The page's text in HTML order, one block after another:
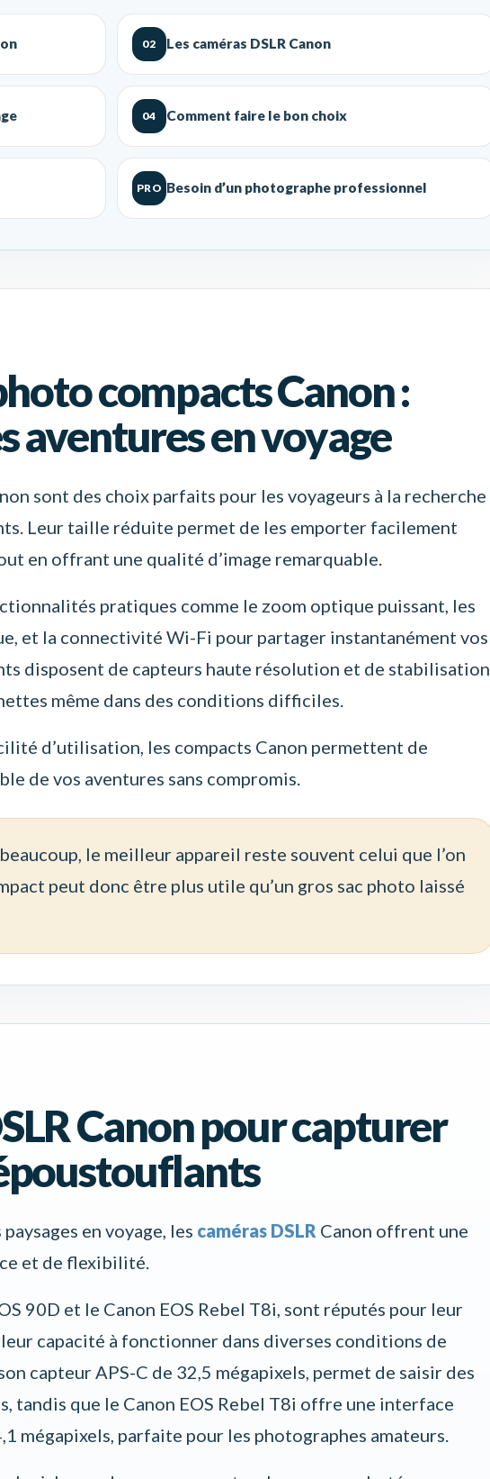
02 Les caméras DSLR Canon
04 Comment faire le bon choix
PRO Besoin d’un photographe professionnel
compacts Canon :
aventures en voyage
sont des choix parfaits pour les voyageurs à la recherche
Leur taille réduite permet de les emporter facilement
en offrant une qualité d’image remarquable.
pratiques comme le zoom optique puissant, les
et la connectivité Wi-Fi pour partager instantanément vos
disposent de capteurs haute résolution et de stabilisation
même dans des conditions difficiles.
d’utilisation, les compacts Canon permettent de
de vos aventures sans compromis.
le meilleur appareil reste souvent celui que l’on
peut donc être plus utile qu’un gros sac photo laissé
Canon pour capturer
en voyage, les caméras DSLR Canon offrent une
et de flexibilité.
90D et le Canon EOS Rebel T8i, sont réputés pour leur
capacité à fonctionner dans diverses conditions de
capteur APS-C de 32,5 mégapixels, permet de saisir des
tandis que le Canon EOS Rebel T8i offre une interface
mégapixels, parfaite pour les photographes amateurs.